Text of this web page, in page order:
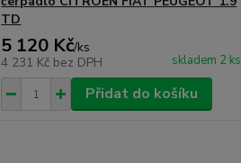
TD
5 120 Kč/ks
4 231 Kč bez DPH skladem 2 ks
Přidat do košíku